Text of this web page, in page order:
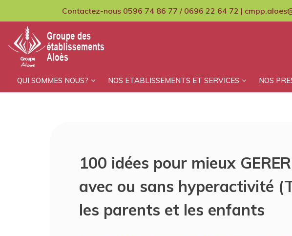
content
Contactez-nous 0596 74 86 77 / 0696 22 64 72 |
GCMPIH Aloes
QUI SOMMES NOUS? NOS ETABLISSEMENTS ET SERVICES NOS
100 idées pour mieux
avec ou sans hyperactivité
les parents et les enfants